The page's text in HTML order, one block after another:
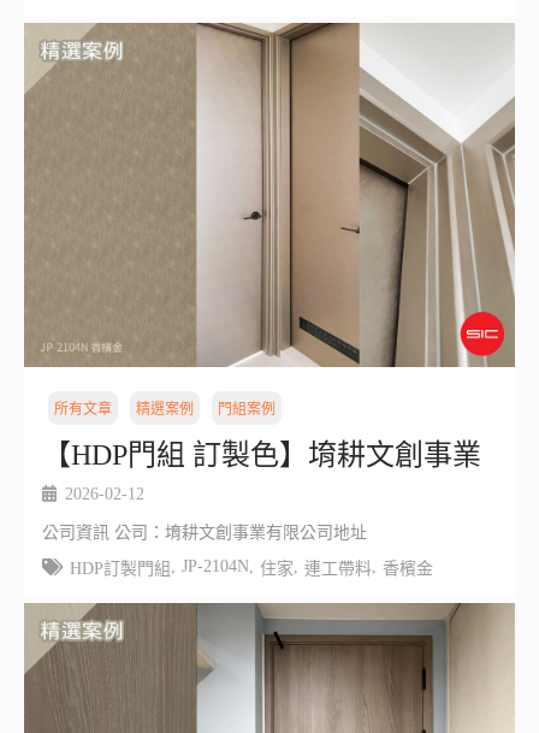
所有文章 精選案例 門組案例
【HDP門組 訂製色】堉耕文創事業
2026-02-12
公司資訊 公司：堉耕文創事業有限公司地址
HDP訂製門組
JP-2104N, 住家 連工帶料, 香檳金